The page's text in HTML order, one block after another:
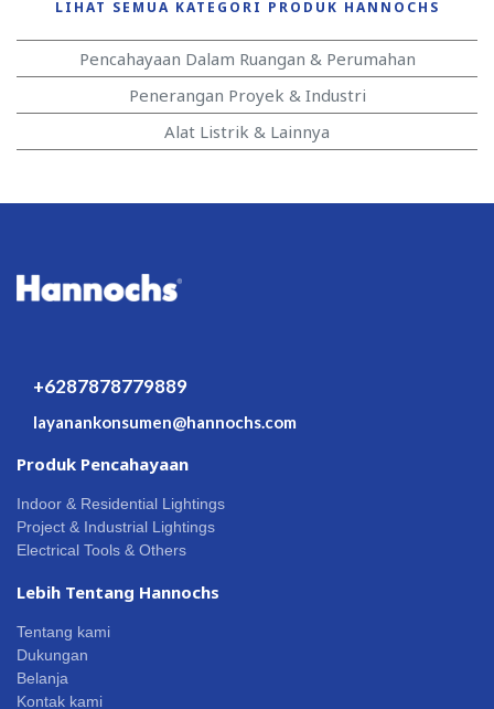
LIHAT SEMUA KATEGORI PRODUK HANNOCHS
Pencahayaan Dalam Ruangan & Perumahan
Penerangan Proyek & Industri
Alat Listrik & Lainnya
+6287878779889
layanankonsumen@hannochs.com
Produk Pencahayaan
Indoor & Residential Lightings
Project & Industrial Lightings
Electrical Tools & Others
Lebih Tentang Hannochs
Tentang kami
Dukungan
Belanja
Kontak kami